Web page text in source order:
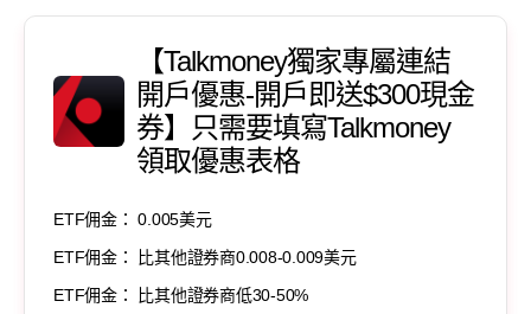
【Talkmoney獨家專屬連結
開戶優惠-開戶即送$300現金
券】只需要填寫Talkmoney
領取優惠表格
ETF佣金： 0.005美元
ETF佣金： 比其他證券商0.008-0.009美元
ETF佣金： 比其他證券商低30-50%